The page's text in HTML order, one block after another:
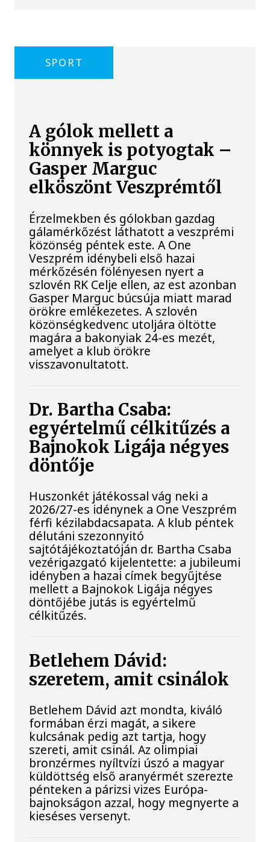
SPORT
A gólok mellett a
könnyek is potyogtak –
Gasper Marguc
elköszönt Veszprémtől
Érzelmekben és gólokban gazdag
gálamérkőzést láthatott a veszprémi
közönség péntek este. A One
Veszprém idénybeli első hazai
mérkőzésén fölényesen nyert a
szlovén RK Celje ellen, az est azonban
Gasper Marguc búcsúja miatt marad
örökre emlékezetes. A szlovén
közönségkedvenc utoljára öltötte
magára a bakonyiak 24-es mezét,
amelyet a klub örökre
visszavonultatott.
Dr. Bartha Csaba:
egyértelmű célkitűzés a
Bajnokok Ligája négyes
döntője
Huszonkét játékossal vág neki a
2026/27-es idénynek a One Veszprém
férfi kézilabdacsapata. A klub péntek
délutáni szezonnyitó
sajtótájékoztatóján dr. Bartha Csaba
vezérigazgató kijelentette: a jubileumi
idényben a hazai címek begyűjtése
mellett a Bajnokok Ligája négyes
döntőjébe jutás is egyértelmű
célkitűzés.
Betlehem Dávid:
szeretem, amit csinálok
Betlehem Dávid azt mondta, kiváló
formában érzi magát, a sikere
kulcsának pedig azt tartja, hogy
szereti, amit csinál. Az olimpiai
bronzérmes nyíltvízi úszó a magyar
küldöttség első aranyérmét szerezte
pénteken a párizsi vizes Európa-
bajnokságon azzal, hogy megnyerte a
kieséses versenyt.